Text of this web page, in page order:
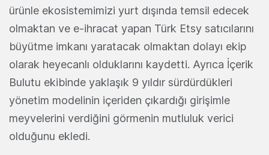
ürünle ekosistemimizi yurt dışında temsil edecek
olmaktan ve e-ihracat yapan Türk Etsy satıcılarını
büyütme imkanı yaratacak olmaktan dolayı ekip
olarak heyecanlı olduklarını kaydetti. Ayrıca İçerik
Bulutu ekibinde yaklaşık 9 yıldır sürdürdükleri
yönetim modelinin içeriden çıkardığı girişimle
meyvelerini verdiğini görmenin mutluluk verici
olduğunu ekledi.